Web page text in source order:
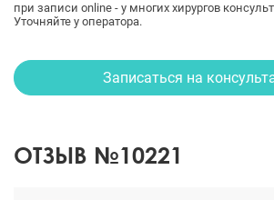
при записи online - у многих хирургов
Уточняйте у оператора.
Записаться на
ОТЗЫВ №10221